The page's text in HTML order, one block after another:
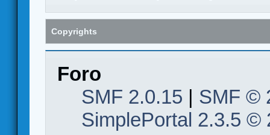
Copyrights
Foro
SMF 2.0.15 | SMF ©
SimplePortal 2.3.5 ©